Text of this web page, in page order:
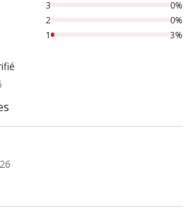
3
0%
2
0%
1
3%